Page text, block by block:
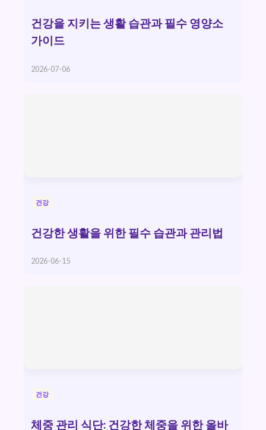
건강을 지키는 생활 습관과 필수 영양소
가이드
2026-07-06
건강
건강한 생활을 위한 필수 습관과 관리법
2026-06-15
건강
체중 관리 식단: 건강한 체중을 위한 올바